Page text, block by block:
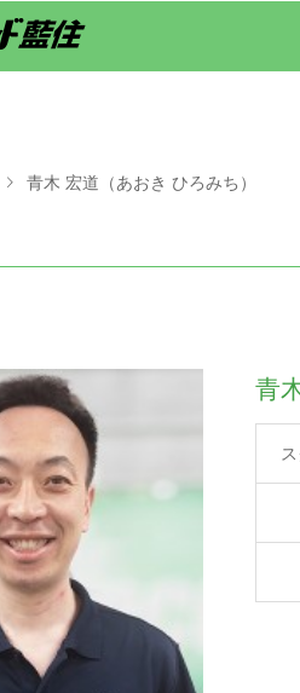
青木 宏道（あおき ひろみち）
青